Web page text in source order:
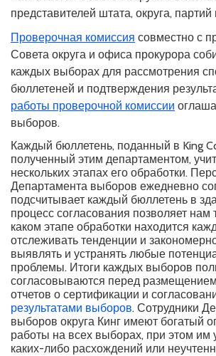
представителей штата, округа, партий
Проверочная комиссия совместно с
Совета округа и офиса прокурора
каждых выборах для рассмотрения
бюллетеней и подтверждения
работы проверочной комиссии
выборов.
Каждый бюллетень, поданный в King
полученный этим департаментом,
нескольких этапах его обработки.
Департамента выборов ежедневно
подсчитывает каждый бюллетень в
процесс согласования позволяет нам
каком этапе обработки находится
отслеживать тенденции и
выявлять и устранять любые
проблемы. Итоги каждых выборов
согласовываются перед
отчетов о сертификации и
результатами выборов. Сотрудники
выборов округа Кинг имеют богатый
работы на всех выборах, при этом им
каких-либо расхождений или